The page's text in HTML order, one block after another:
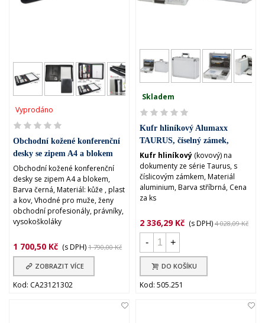
Vyprodáno
Obchodní kožené konferenční
desky se zipem A4 a blokem
Obchodní kožené konferenční
desky se zipem A4 a blokem,
Barva černá, Materiál: kůže , plast
a kov, Vhodné pro muže, ženy
obchodní profesionály, právníky,
vysokoškoláky
1 700,50 Kč (s DPH) 1 790,00 Kč
ZOBRAZIT VÍCE
Kod: CA23121302
Skladem
Kufr hliníkový Alumaxx
TAURUS, číselný zámek,
zaklapávací (45114)
Kufr hliníkový (kovový) na
dokumenty ze série Taurus, s
číslicovým zámkem, Materiál
aluminium, Barva stříbrná, Cena
za ks
2 336,29 Kč (s DPH) 4 028,09 Kč
- +
DO KOŠÍKU
Kod: 505.251